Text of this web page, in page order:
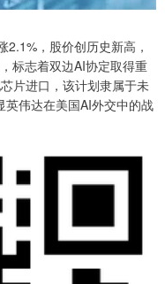
，股价创历史新高，
标志着双边AI协定取得重
片进口，该计划隶属于未
伟达在美国AI外交中的战